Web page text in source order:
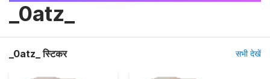
_0atz_
_0atz_ स्टिकर सभी देखें